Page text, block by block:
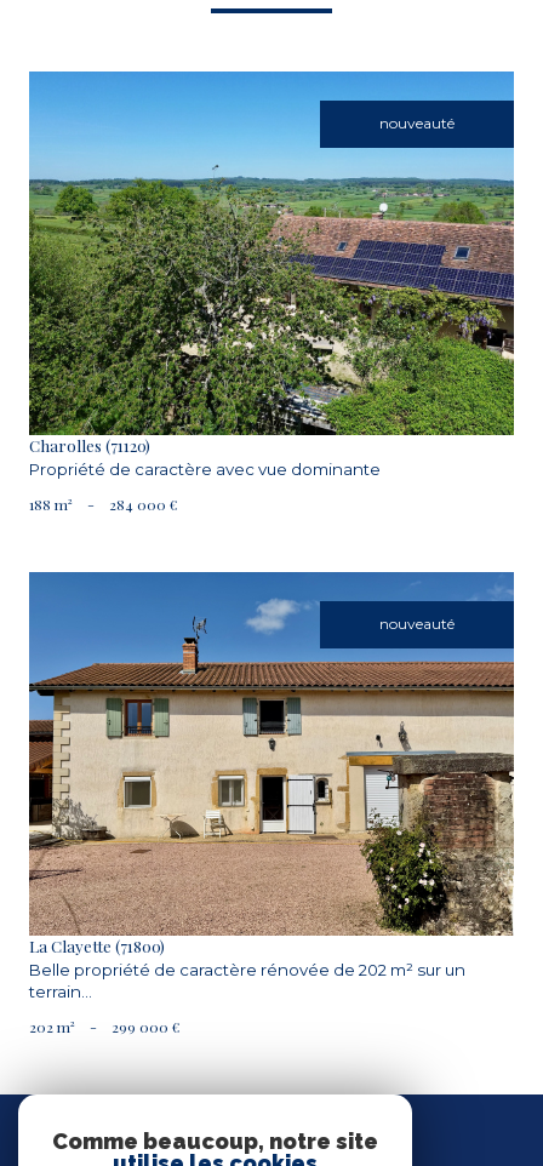
nouveauté
VOIR LE BIEN
Charolles (71120)
Propriété de caractère avec vue dominante
188 m²
- 284 000 €
nouveauté
VOIR LE BIEN
La Clayette (71800)
Belle propriété de caractère rénovée de 202 m² sur un
terrain...
202 m²
- 299 000 €
SUIVRE
Comme beaucoup, notre site